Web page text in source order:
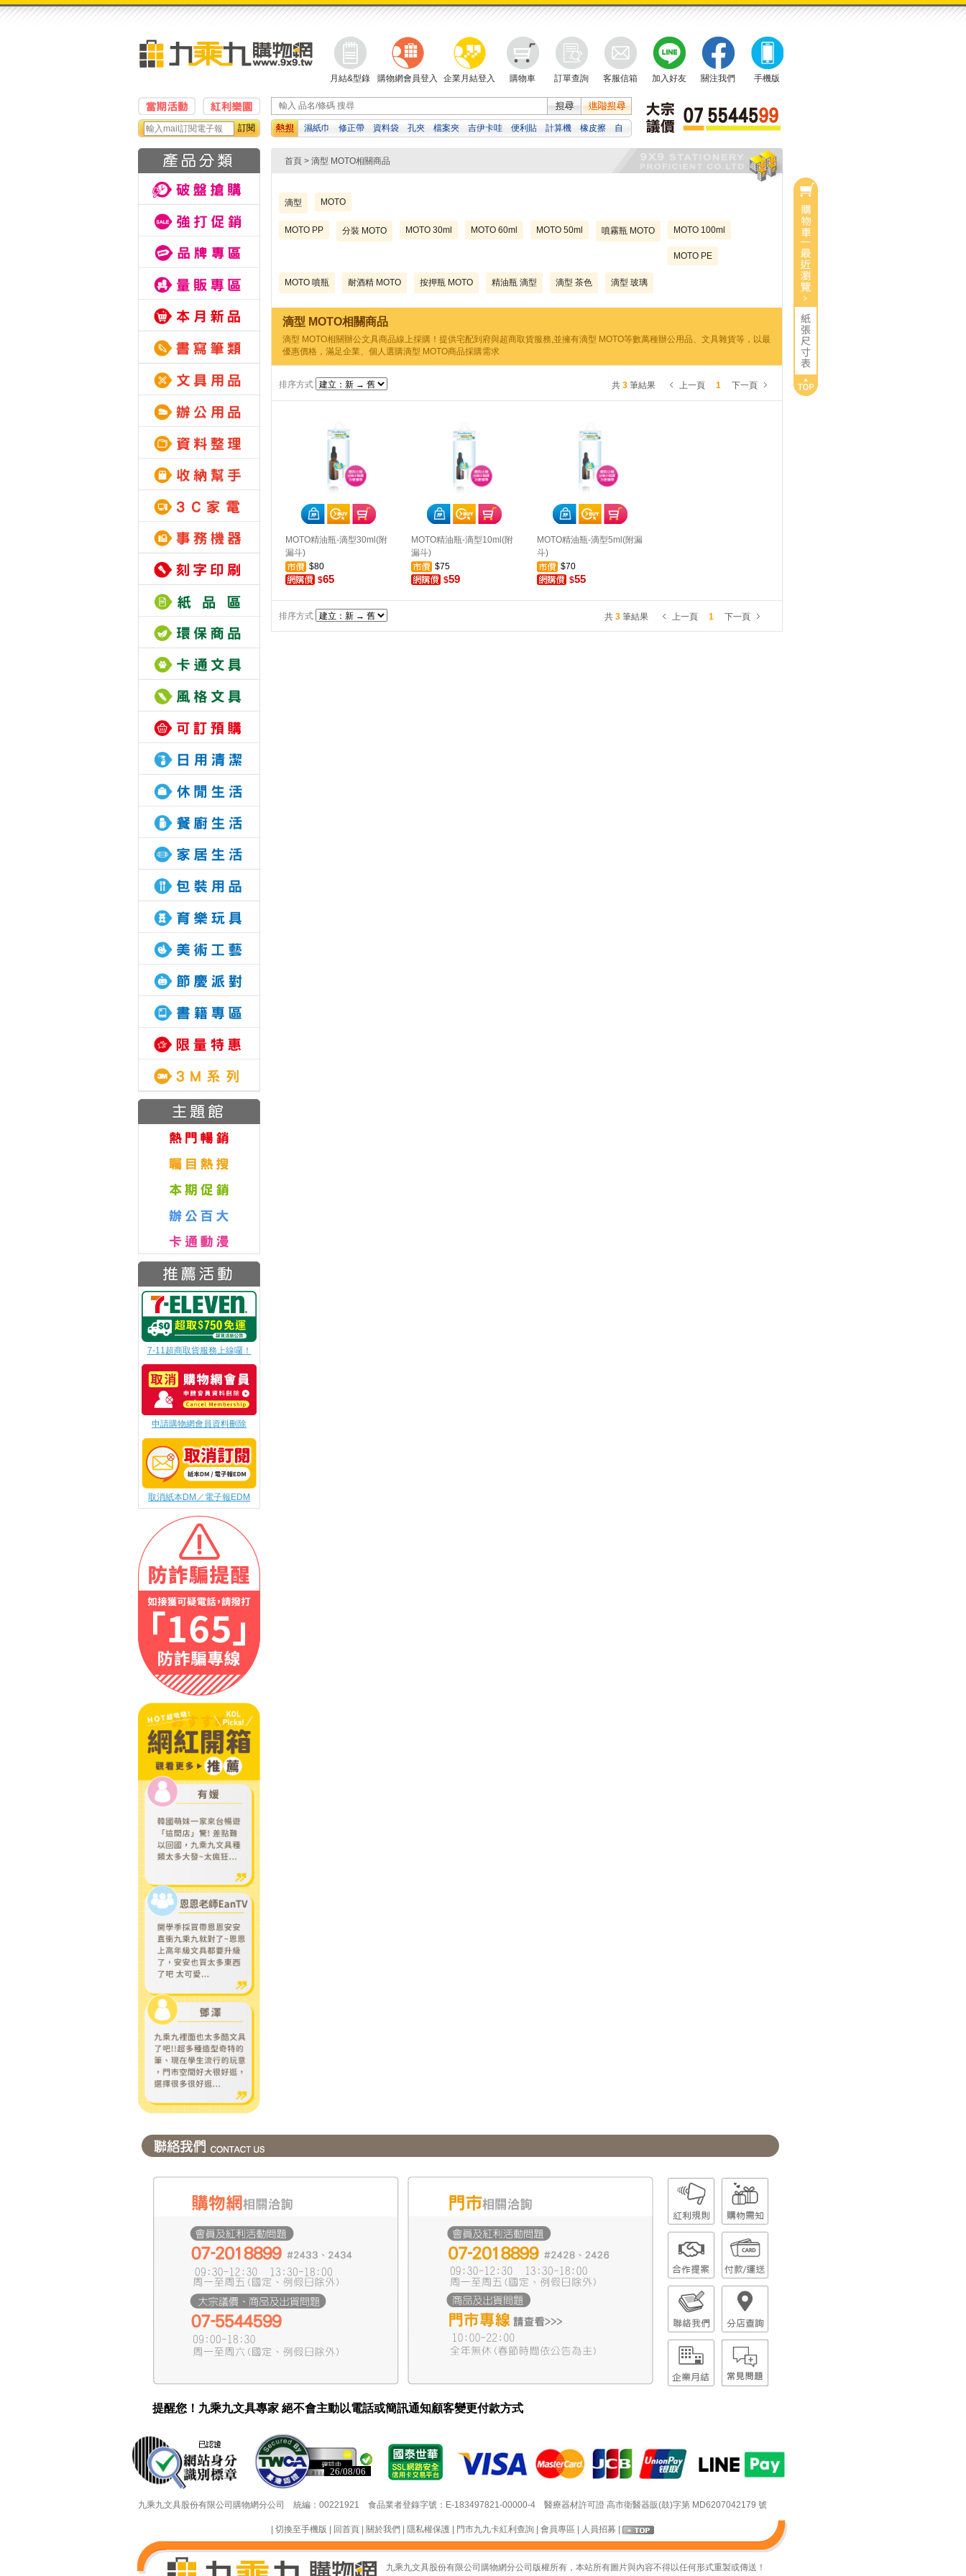
月結&型錄 購物網會員登入 企業月結登入 購物車 訂單查詢 客服信箱 加入好友 關注我們 手機版
訂閱 濕紙巾 修正帶 資料袋 孔夾 檔案夾 吉伊卡哇 便利貼 計算機 橡皮擦
自
7-11超商取貨服務上線囉！
申請購物網會員資料刪除
取消紙本DM／電子報EDM
首頁 > 滴型 MOTO相關商品
滴型 MOTO
MOTO PP 分裝 MOTO MOTO 30ml MOTO 60ml MOTO 50ml 噴霧瓶 MOTO MOTO 100ml
MOTO PE
MOTO 噴瓶 耐酒精 MOTO 按押瓶 MOTO 精油瓶 滴型 滴型 茶色 滴型 玻璃
滴型 MOTO相關商品
滴型 MOTO相關辦公文具商品線上採購！提供宅配到府與超商取貨服務,並擁有滴型 MOTO等數萬種辦公用品、文具雜貨等，以最
優惠價格，滿足企業、個人選購滴型 MOTO商品採購需求
排序方式 共 3 筆結果 上一頁 1 下一頁
MOTO精油瓶-滴型30ml(附
漏斗)
$80
$65
MOTO精油瓶-滴型10ml(附
漏斗)
$75
$59
MOTO精油瓶-滴型5ml(附漏
斗)
$70
$55
排序方式 共 3 筆結果 上一頁 1 下一頁
提醒您！九乘九文具專家 絕不會主動以電話或簡訊通知顧客變更付款方式
26/08/06
26/08/06
九乘九文具股份有限公司購物網分公司 統編：00221921 食品業者登錄字號：E-183497821-00000-4 醫療器材許可證 高市衛醫器販(鼓)字第 MD6207042179 號
切換至手機版 回首頁| 關於我們 隱私權保護| 門市九九卡紅利查詢| 會員專區 人員招募
九乘九文具股份有限公司購物網分公司版權所有，本站所有圖片與內容不得以任何形式重製或傳送！